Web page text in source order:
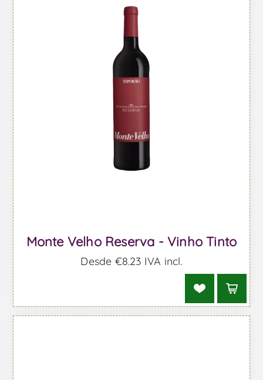
Monte Velho Reserva - Vinho Tinto
Desde €8,23 IVA incl.